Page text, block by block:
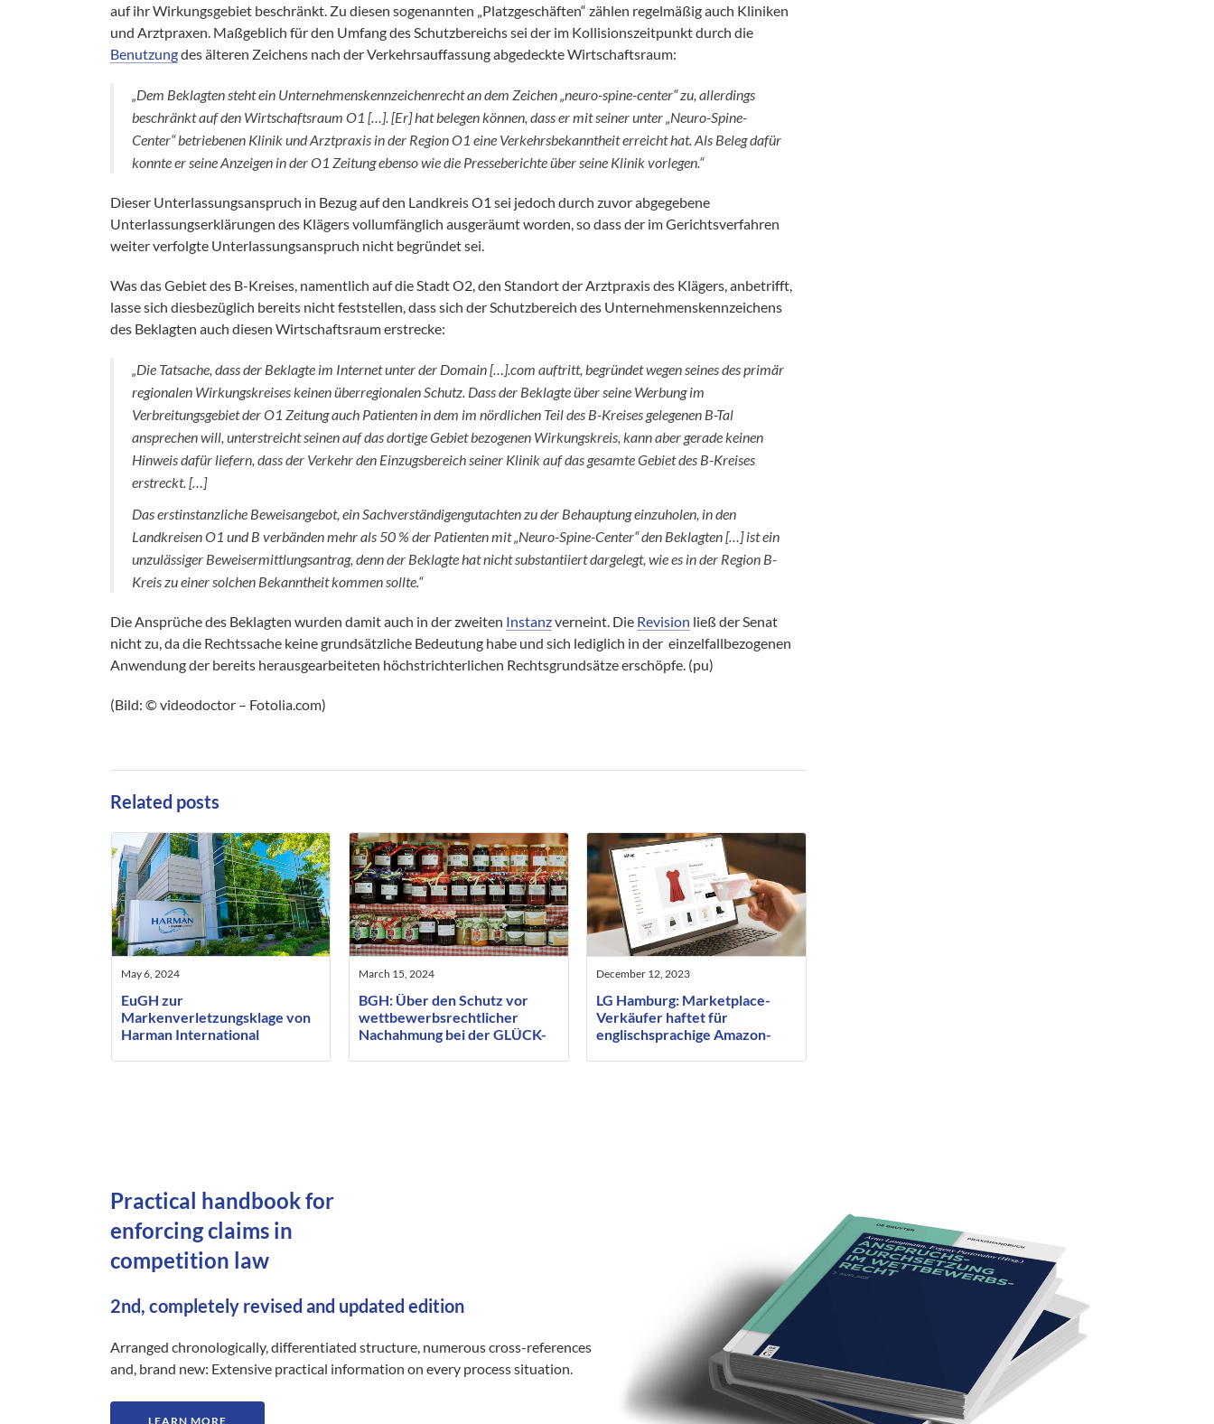
auf ihr Wirkungsgebiet beschränkt. Zu diesen sogenannten „Platzgeschäften“ zählen regelmäßig auch Kliniken
und Arztpraxen. Maßgeblich für den Umfang des Schutzbereichs sei der im Kollisionszeitpunkt durch die
Benutzungdes älteren Zeichens nach der Verkehrsauffassung abgedeckte Wirtschaftsraum:
„Dem Beklagten steht ein Unternehmenskennzeichenrecht an dem Zeichen „neuro-spine-center“ zu, allerdings
beschränkt auf den Wirtschaftsraum O1 […]. [Er] hat belegen können, dass er mit seiner unter „Neuro-Spine-
Center“ betriebenen Klinik und Arztpraxis in der Region O1 eine Verkehrsbekanntheit erreicht hat. Als Beleg dafür
konnte er seine Anzeigen in der O1 Zeitung ebenso wie die Presseberichte über seine Klinik vorlegen.“
Dieser Unterlassungsanspruch in Bezug auf den Landkreis O1 sei jedoch durch zuvor abgegebene
Unterlassungserklärungen des Klägers vollumfänglich ausgeräumt worden, so dass der im Gerichtsverfahren
weiter verfolgte Unterlassungsanspruch nicht begründet sei.
Was das Gebiet des B-Kreises, namentlich auf die Stadt O2, den Standort der Arztpraxis des Klägers, anbetrifft,
lasse sich diesbezüglich bereits nicht feststellen, dass sich der Schutzbereich des Unternehmenskennzeichens
des Beklagten auch diesen Wirtschaftsraum erstrecke:
„Die Tatsache, dass der Beklagte im Internet unter der Domain […].com auftritt, begründet wegen seines des primär
regionalen Wirkungskreises keinen überregionalen Schutz. Dass der Beklagte über seine Werbung im
Verbreitungsgebiet der O1 Zeitung auch Patienten in dem im nördlichen Teil des B-Kreises gelegenen B-Tal
ansprechen will, unterstreicht seinen auf das dortige Gebiet bezogenen Wirkungskreis, kann aber gerade keinen
Hinweis dafür liefern, dass der Verkehr den Einzugsbereich seiner Klinik auf das gesamte Gebiet des B-Kreises
erstreckt. […]
Das erstinstanzliche Beweisangebot, ein Sachverständigengutachten zu der Behauptung einzuholen, in den
Landkreisen O1 und B verbänden mehr als 50 % der Patienten mit „Neuro-Spine-Center“ den Beklagten […] ist ein
unzulässiger Beweisermittlungsantrag, denn der Beklagte hat nicht substantiiert dargelegt, wie es in der Region B-
Kreis zu einer solchen Bekanntheit kommen sollte.“
Die Ansprüche des Beklagten wurden damit auch in der zweiten Instanzverneint. Die Revision ließ der Senat
nicht zu, da die Rechtssache keine grundsätzliche Bedeutung habe und sich lediglich in der einzelfallbezogenen
Anwendung der bereits herausgearbeiteten höchstrichterlichen Rechtsgrundsätze erschöpfe. (pu)
(Bild: © videodoctor – Fotolia.com)
Related posts
May 6, 2024
EuGH zur
Markenverletzungsklage von
Harman International
March 15, 2024
BGH: Über den Schutz vor
wettbewerbsrechtlicher
Nachahmung bei der GLÜCK-
December 12, 2023
LG Hamburg: Marketplace-
Verkäufer haftet für
englischsprachige Amazon-
Practical handbook for
enforcing claims in
competition law
2nd, completely revised and updated edition
Arranged chronologically, differentiated structure, numerous cross-references
and, brand new: Extensive practical information on every process situation.
LEARN MORE